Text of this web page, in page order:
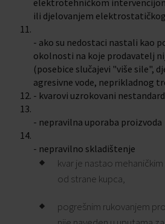
elektrotehničkom
ili djelovanjem
- ako su nedostaci nastali kao
okolnosti na koje prodavatelj
(posebice slučajevi "više sile",
agresivne vode, neprikladnog
- kvarovi uzrokovani
- nepravilna uporaba proizvoda
- nepravilno skladištenje
kvar je nastao
od strane kupca,
pogrešnim rukovanjem